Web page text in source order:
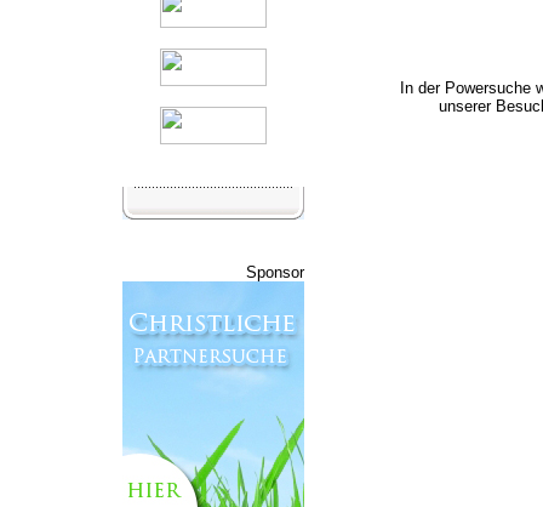
Sponsor
In der Powersuche
unserer